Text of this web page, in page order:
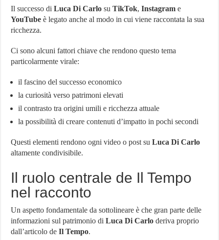
Il successo diLuca Di Carlo suTikTok,Instagram e
YouTube è legato anche al modo in cui viene raccontata la sua
ricchezza.
Ci sono alcuni fattori chiave che rendono questo tema
particolarmente virale:
il fascino del successo economico
la curiosità verso patrimoni elevati
il contrasto tra origini umili e ricchezza attuale
la possibilità di creare contenuti d’impatto in pochi secondi
Questi elementi rendono ogni video o post suLuca Di Carlo
altamente condivisibile.
Il ruolo centrale de Il Tempo
nel racconto
Un aspetto fondamentale da sottolineare è che gran parte delle
informazioni sul patrimonio diLuca Di Carlo deriva proprio
dall’articolo deIl Tempo.